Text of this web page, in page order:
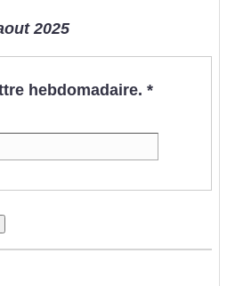
2025
hebdomadaire. *